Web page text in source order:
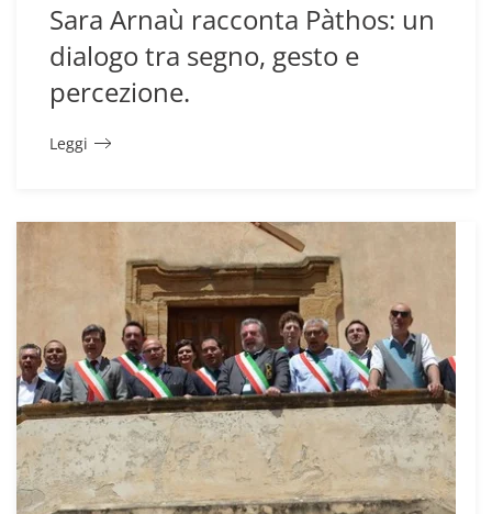
Sara Arnaù racconta Pàthos: un
dialogo tra segno, gesto e
percezione.
Leggi